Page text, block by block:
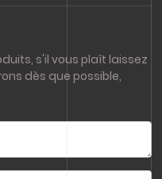
s'il vous plaît laissez
dès que possible,